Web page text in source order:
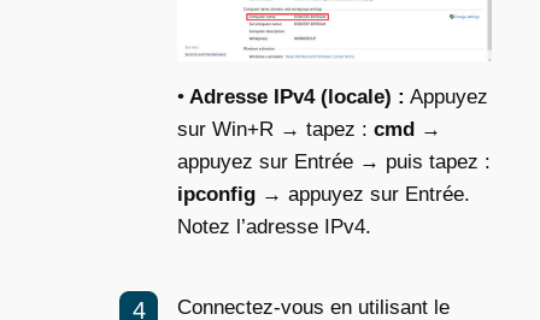
• Adresse IPv4 (locale) : Appuyez
sur Win+R → tapez : cmd →
appuyez sur Entrée → puis tapez :
ipconfig → appuyez sur Entrée.
Notez l’adresse IPv4.
Connectez-vous en utilisant le